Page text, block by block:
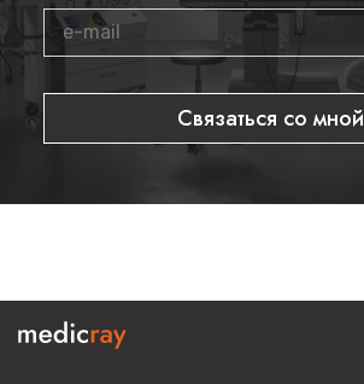
Связаться со мной